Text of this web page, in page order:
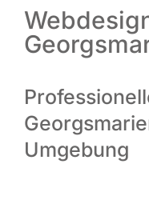
Arbei­ten
Kon­takt
Umgebung